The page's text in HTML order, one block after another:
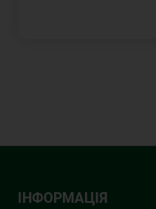
ІНФОРМАЦІЯ